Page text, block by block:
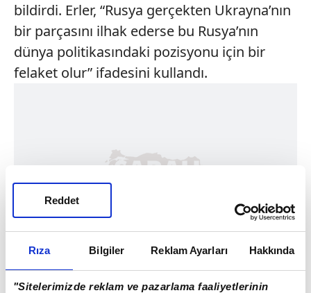
Rıza Bilgiler Reklam Ayarları Hakkında
"Sitelerimizde reklam ve pazarlama faaliyetlerinin
Reddet
bildirdi. Erler, “Rusya gerçekten Ukrayna’nın
bir parçasını ilhak ederse bu Rusya’nın
dünya politikasındaki pozisyonu için bir
felaket olur” ifadesini kullandı.